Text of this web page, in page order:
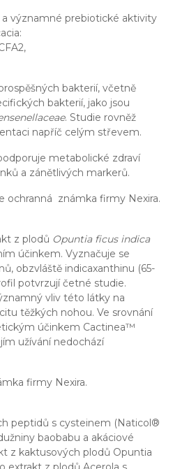
významné prebiotické aktivity
bakterií, včetně
bakterií, jako jsou
. Studie rovněž
napříč celým střevem.
metabolické zdraví
a zánětlivých markerů.
ochranná známka firmy Nexira.
z plodů Opuntia ficus indica
účinkem. Vyznačuje se
obzvláště indicaxanthinu (65-
potvrzují četné studie.
vliv této látky na
těžkých nohou. Ve srovnání
účinkem Cactinea™
užívání nedochází
firmy Nexira.
peptidů s cysteinem (Naticol®
baobabu a akáciové
z kaktusových plodů Opuntia